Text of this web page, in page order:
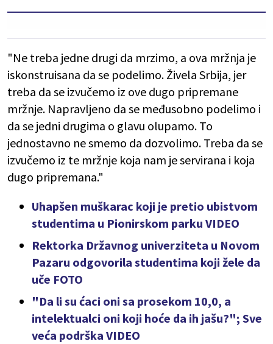
"Ne treba jedne drugi da mrzimo, a ova mržnja je
iskonstruisana da se podelimo. Živela Srbija, jer
treba da se izvučemo iz ove dugo pripremane
mržnje. Napravljeno da se međusobno podelimo i
da se jedni drugima o glavu olupamo. To
jednostavno ne smemo da dozvolimo. Treba da se
izvučemo iz te mržnje koja nam je servirana i koja
dugo pripremana."
Uhapšen muškarac koji je pretio ubistvom
studentima u Pionirskom parku VIDEO
Rektorka Državnog univerziteta u Novom
Pazaru odgovorila studentima koji žele da
uče FOTO
"Da li su ćaci oni sa prosekom 10,0, a
intelektualci oni koji hoće da ih jašu?"; Sve
veća podrška VIDEO